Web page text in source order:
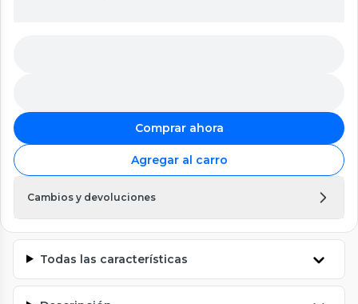
Comprar ahora
Agregar al carro
Cambios y devoluciones
Todas las características